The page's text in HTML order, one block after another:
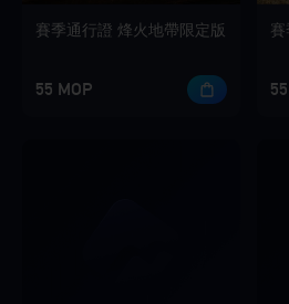
賽季通行證 烽火地帶限定版
55 MOP